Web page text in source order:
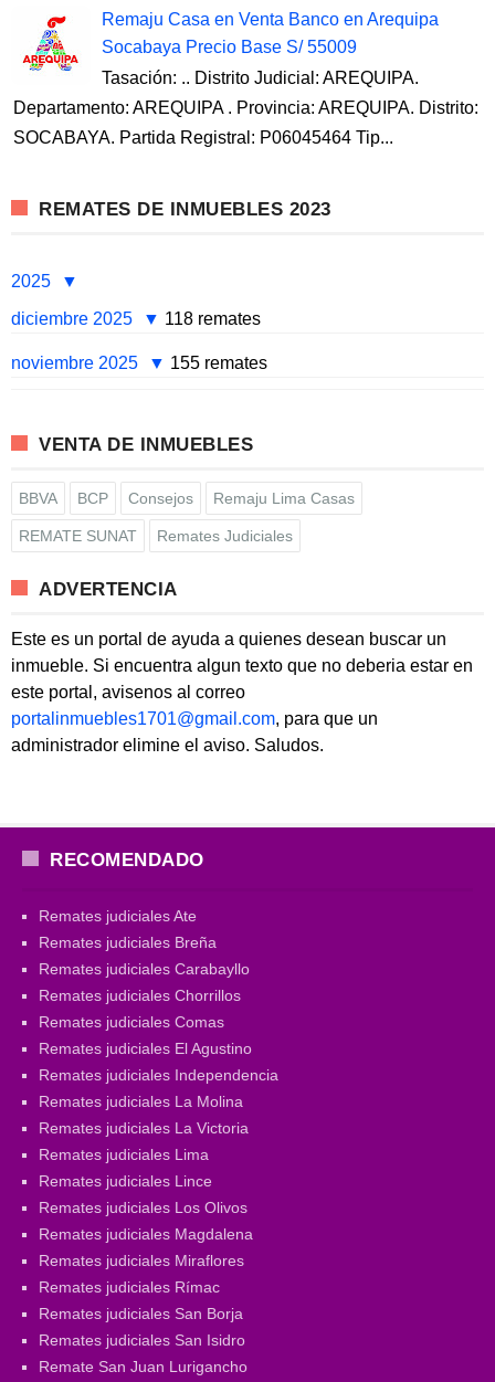
Remaju Casa en Venta Banco en Arequipa
Socabaya Precio Base S/ 55009
Tasación: .. Distrito Judicial: AREQUIPA.
Departamento: AREQUIPA . Provincia: AREQUIPA. Distrito:
SOCABAYA. Partida Registral: P06045464 Tip...
REMATES DE INMUEBLES 2023
2025
diciembre 2025
118 remates
noviembre 2025 155 remates
VENTA DE INMUEBLES
BBVA BCP Consejos Remaju Lima Casas
REMATE SUNAT Remates Judiciales
ADVERTENCIA
Este es un portal de ayuda a quienes desean buscar un
inmueble. Si encuentra algun texto que no deberia estar en
este portal, avisenos al correo
portalinmuebles1701@gmail.com, para que un
administrador elimine el aviso. Saludos.
RECOMENDADO
Remates judiciales Ate
Remates judiciales Breña
Remates judiciales Carabayllo
Remates judiciales Chorrillos
Remates judiciales Comas
Remates judiciales El Agustino
Remates judiciales Independencia
Remates judiciales La Molina
Remates judiciales La Victoria
Remates judiciales Lima
Remates judiciales Lince
Remates judiciales Los Olivos
Remates judiciales Magdalena
Remates judiciales Miraflores
Remates judiciales Rímac
Remates judiciales San Borja
Remates judiciales San Isidro
Remate San Juan Lurigancho